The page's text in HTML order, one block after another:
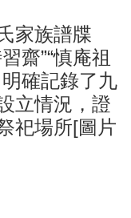
家族譜牒
齋”“慎庵祖
確記錄了九
立情況，證
祀場所[圖片